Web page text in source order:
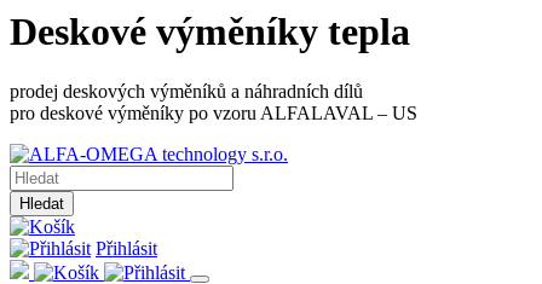
Deskové výměníky tepla
prodej deskových výměníků a náhradních dílů
pro deskové výměníky po vzoru ALFALAVAL – US
Hledat
Přihlásit